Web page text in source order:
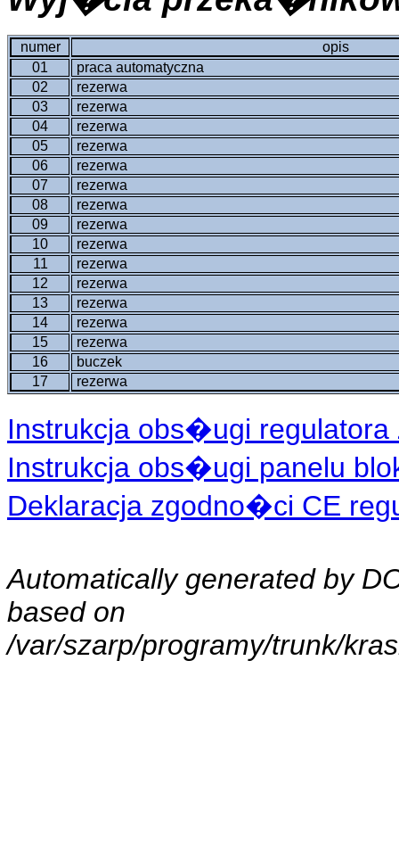
numer
opis
01
praca automatyczna
02
rezerwa
03
rezerwa
04
rezerwa
05
rezerwa
06
rezerwa
07
rezerwa
08
rezerwa
09
rezerwa
10
rezerwa
11
rezerwa
12
rezerwa
13
rezerwa
14
rezerwa
15
rezerwa
16
buczek
17
rezerwa
Instrukcja obs�ugi regulatora
Instrukcja obs�ugi panelu
Deklaracja zgodno�ci CE
Automatically generated by
based on
/var/szarp/programy/trunk/